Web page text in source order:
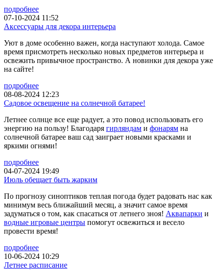
подробнее
07-10-2024 11:52
Аксессуары для декора интерьера
Уют в доме особенно важен, когда наступают холода. Самое
время присмотреть несколько новых предметов интерьера и
освежить привычное пространство. А новинки для декора уже
на сайте!
подробнее
08-08-2024 12:23
Садовое освещение на солнечной батарее!
Летнее солнце все еще радует, а это повод использовать его
энергию на пользу! Благодаря гирляндам и фонарям на
солнечной батарее ваш сад заиграет новыми красками и
яркими огнями!
подробнее
04-07-2024 19:49
Июль обещает быть жарким
По прогнозу синоптиков теплая погода будет радовать нас как
минимум весь ближайший месяц, а значит самое время
задуматься о том, как спасаться от летнего зноя! Аквапарки и
водные игровые центры помогут освежиться и весело
провести время!
подробнее
10-06-2024 10:29
Летнее расписание